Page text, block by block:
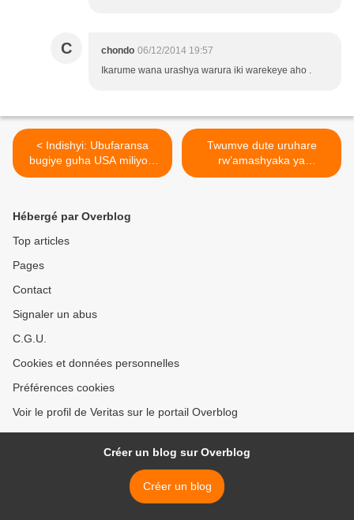
C chondo 06/12/2014 19:57
Ikarume wana urashya warura iki warekeye aho .
< Indishyi: Ubufaransa
bugiye guha USA miliyoni
60, Amaherezo ONU nayo
kukagambane kayo !
Twumve dute uruhare
rw’amashyaka ya
opposition mu gusenya
Hébergé par Overblog
Top articles
Pages
Contact
Signaler un abus
C.G.U.
Cookies et données personnelles
Préférences cookies
Voir le profil de Veritas sur le portail Overblog
Créer un blog sur Overblog
Créer un blog